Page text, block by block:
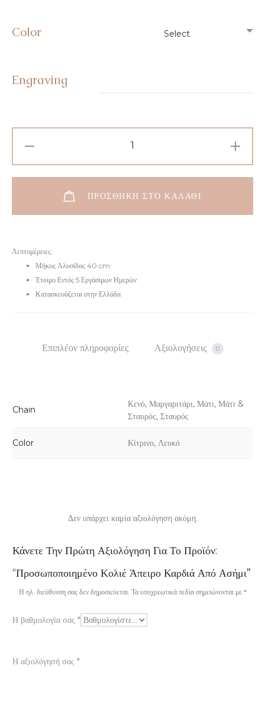
Λεπτομέρειες:
Μήκος Αλυσίδας 40 cm
Έτοιμο Εντός 5 Εργάσιμων Ημερών
Κατασκευάζεται στην Ελλάδα
Color
Engraving
ΠΡΟΣΘΉΚΗ ΣΤΟ ΚΑΛΆΘΙ
Επιπλέον πληροφορίες Αξιολογήσεις 0
Chain
Κενό, Μαργαριτάρι, Μάτι, Μάτι &
Σταυρός, Σταυρός
Color Κίτρινο, Λευκό
Α
ξ
ο
ο
Δεν υπάρχει καμία αξιολόγηση ακόμη.
Κάνετε Την Πρώτη Αξιολόγηση Για Το Προϊόν:
“Προσωποποιημένο Κολιέ Άπειρο Καρδιά Από Ασήμι”
Η ηλ. διεύθυνση σας δεν δημοσιεύεται. Τα υποχρεωτικά πεδία σημειώνονται με *
Η βαθμολογία σας *
Η αξιολόγησή σας *